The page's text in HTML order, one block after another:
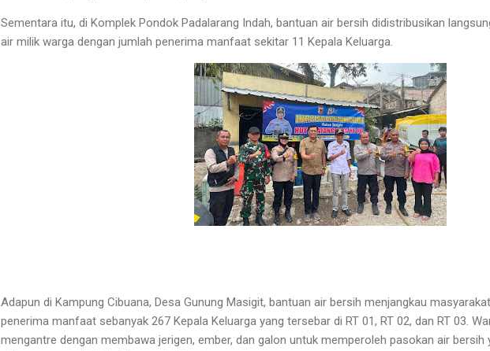
Sementara itu, di Komplek Pondok Padalarang Indah, bantuan air bersih didistribusikan
air milik warga dengan jumlah penerima manfaat sekitar 11 Kepala Keluarga.
Adapun di Kampung Cibuana, Desa Gunung Masigit, bantuan air bersih menjangkau
penerima manfaat sebanyak 267 Kepala Keluarga yang tersebar di RT 01, RT 02, dan RT 03.
mengantre dengan membawa jerigen, ember, dan galon untuk memperoleh pasokan air bersih